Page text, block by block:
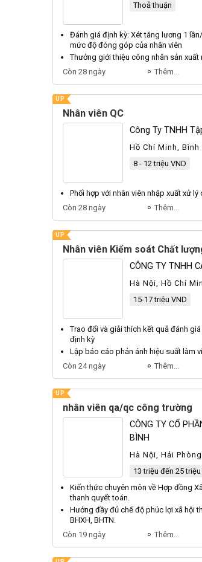
Thoả thuận
Đánh giá định kỳ: Xét tăng lương 1
mức độ đóng góp của nhân viên
Thưởng giới thiệu công nhân sản xuất
Còn 28 ngày
Thêm...
UP
Nhân viên QC
Công Ty TNHH
Hồ Chí Minh,
8 - 12 triệu VND
Phối hợp với nhân viên nhập xuất xử lý
Còn 28 ngày
Thêm...
UP
Nhân viên Kiểm soát Chất
CÔNG TY TNHH
Hà Nội, Hồ Chí
15-17 triệu VND
Trao đổi và giải thích kết quả đánh giá
định kỳ
Lập báo cáo phản ánh hiệu suất làm
Còn 24 ngày
Thêm...
UP
nhân viên qa/qc công trường
CÔNG TY CỔ
BÌNH
Hà Nội, Hải Phòng
13 triệu đến 25 triệu
Kiến thức chuyên môn về Hợp đồng
thanh quyết toán.
Hưởng đầy đủ chế độ phúc lợi xã hội
BHXH, BHTN.
Còn 19 ngày
Thêm...